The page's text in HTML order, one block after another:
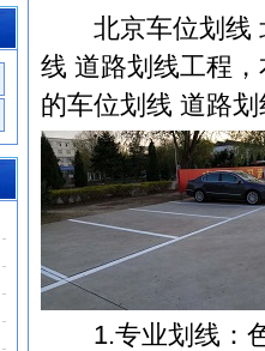
北京车位划线
线 道路划线工程
的车位划线 道路
1.专业划线：色